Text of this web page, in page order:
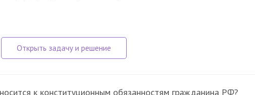
к конституционным обязанностям гражданина РФ?